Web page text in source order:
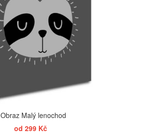
Obraz Malý lenochod
od 299 Kč